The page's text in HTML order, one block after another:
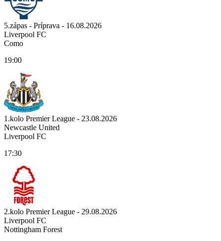
5.zápas - Príprava - 16.08.2026
Liverpool FC
Como
19:00
1.kolo Premier League - 23.08.2026
Newcastle United
Liverpool FC
17:30
2.kolo Premier League - 29.08.2026
Liverpool FC
Nottingham Forest